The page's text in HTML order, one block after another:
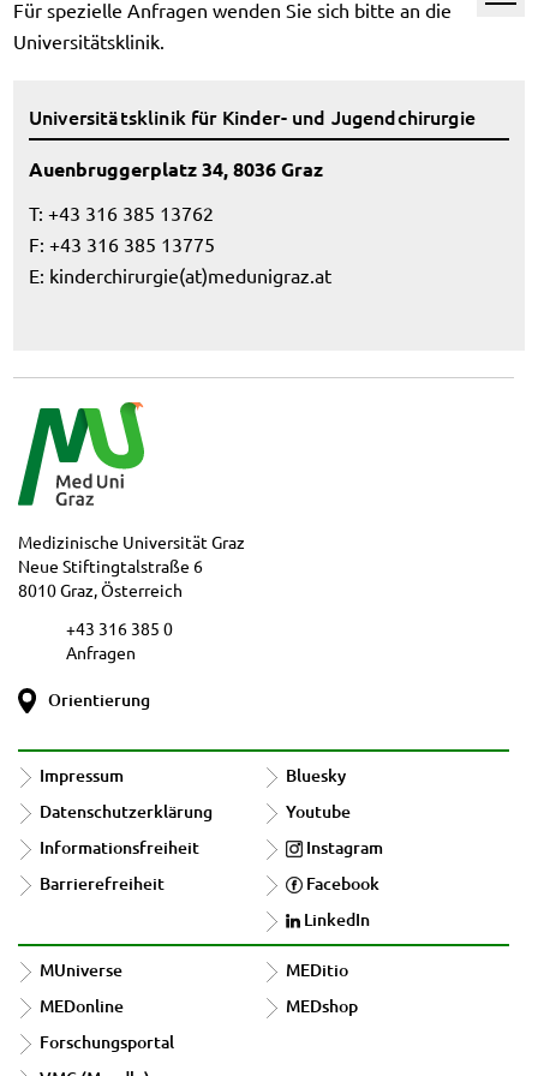
Für spezielle Anfragen wenden Sie sich bitte an die
Universitätsklinik.
Universitätsklinik für Kinder- und Jugendchirurgie
Auenbruggerplatz 34, 8036 Graz
T: +43 316 385 13762
F: +43 316 385 13775
E: kinderchirurgie(at)medunigraz.at
Medizinische Universität Graz
Neue Stiftingtalstraße 6
8010 Graz, Österreich
+43 316 385 0
Anfragen
Orientierung
Impressum
Datenschutzerklärung
Informationsfreiheit
Barrierefreiheit
Bluesky
Youtube
Instagram
Facebook
LinkedIn
MUniverse
MEDonline
Forschungsportal
MEDitio
MEDshop